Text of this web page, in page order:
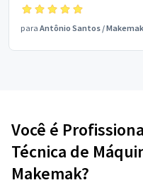
para Antônio Santos /Makemak
Você é
Técnica de
Makemak?